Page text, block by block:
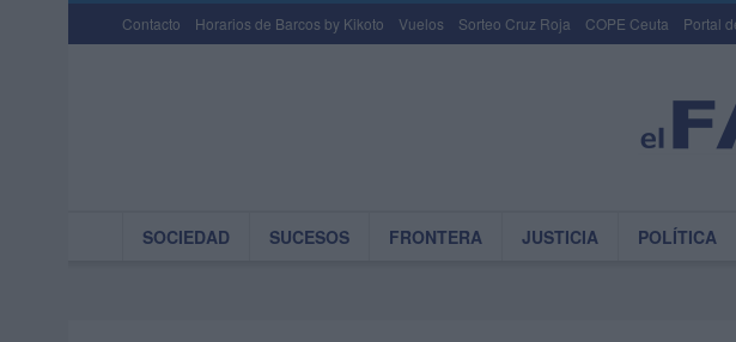
Contacto Horarios de Barcos by Kikoto Vuelos Sorteo Cruz Roja COPE Ceuta Portal
SOCIEDAD SUCESOS FRONTERA JUSTICIA POLÍTICA